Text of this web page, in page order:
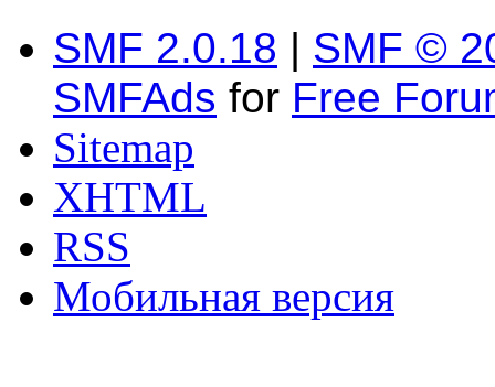
SMF 2.0.18 | SMF ©
SMFAds for Free
Sitemap
XHTML
RSS
Мобильная версия